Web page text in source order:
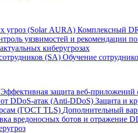
угроз (Solar AURA) Комплексный
уязвимостей и рекомендации
киберугрозах
(SA) Обучение
Эффективная защита веб-приложений
DDoS‑атак (Anti‑DDoS) Защита и
(ГОСТ TLS) Дополнительный
вредоносных ботов и отражение